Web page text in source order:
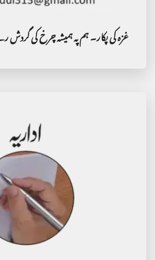
غزہ کی پکار۔ ہم پہ ہمیشہ چرخ کی گردش